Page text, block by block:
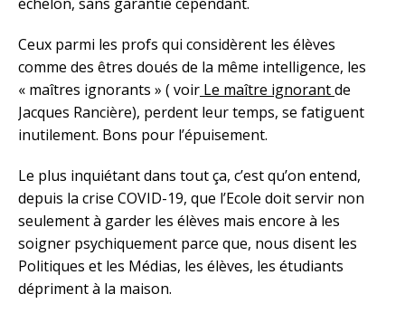
Ceux parmi les profs qui considèrent les élèves
comme des êtres doués de la même intelligence, les
« maîtres ignorants » ( voir Le maître ignorantde
Jacques Rancière), perdent leur temps, se fatiguent
inutilement. Bons pour l’épuisement.
Le plus inquiétant dans tout ça, c’est qu’on entend,
depuis la crise COVID-19, que l’Ecole doit servir non
seulement à garder les élèves mais encore à les
soigner psychiquement parce que, nous disent les
Politiques et les Médias, les élèves, les étudiants
dépriment à la maison.